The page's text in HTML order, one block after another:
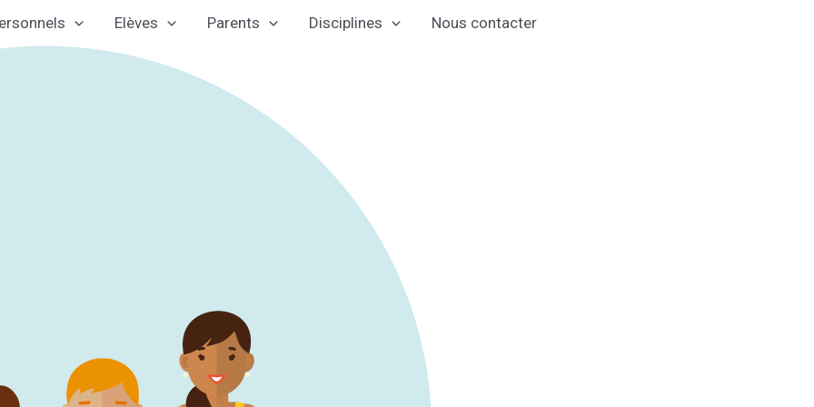
Elèves Parents Disciplines Nous contacter